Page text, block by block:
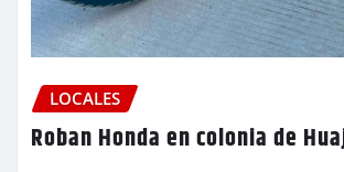
LOCALES
Roban Honda en colonia de